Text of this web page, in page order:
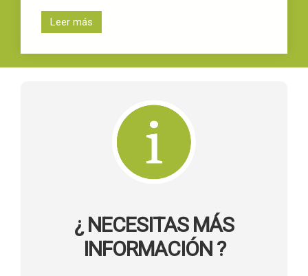
Leer más
¿ NECESITAS MÁS
INFORMACIÓN ?